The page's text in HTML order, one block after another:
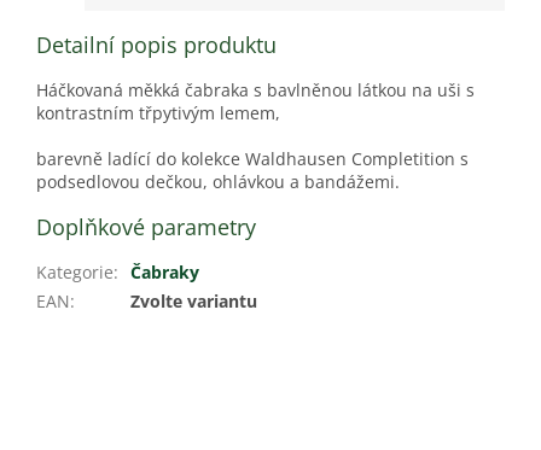
Detailní popis produktu
Háčkovaná měkká čabraka s bavlněnou látkou na uši s
kontrastním třpytivým lemem,
barevně ladící do kolekce Waldhausen Completition s
podsedlovou dečkou, ohlávkou a bandážemi.
Doplňkové parametry
Kategorie: Čabraky
EAN: Zvolte variantu